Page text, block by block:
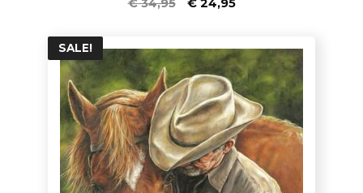
von 5
€34,95 €24,95
SALE!